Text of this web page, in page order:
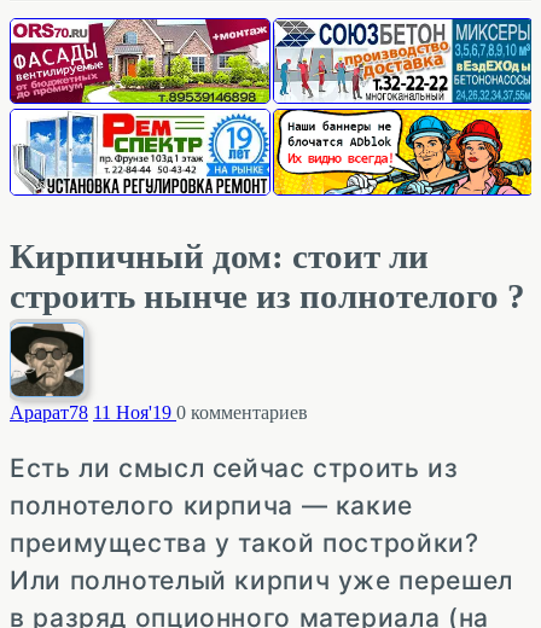
Кирпичный дом: стоит ли
строить нынче из полнотелого ?
Арарат78 11 Ноя'19 0 комментариев
Есть ли смысл сейчас строить из
полнотелого кирпича — какие
преимущества у такой постройки?
Или полнотелый кирпич уже перешел
в разряд опционного материала (на